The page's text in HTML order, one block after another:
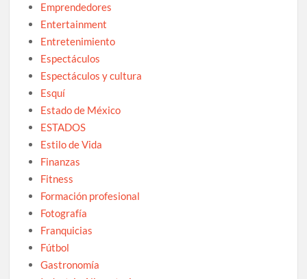
Emprendedores
Entertainment
Entretenimiento
Espectáculos
Espectáculos y cultura
Esquí
Estado de México
ESTADOS
Estilo de Vida
Finanzas
Fitness
Formación profesional
Fotografía
Franquicias
Fútbol
Gastronomía